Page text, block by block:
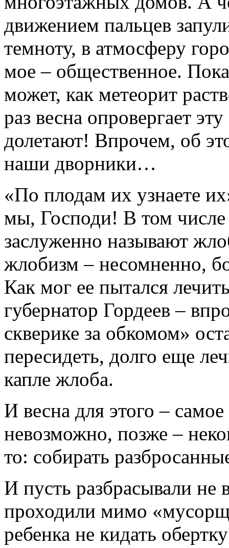
движением пальцев
темноту, в атмосферу
мое – общественное.
может, как метеорит
раз весна опровергает
долетают! Впрочем, об
наши дворники…
«По плодам их узнаете
мы, Господи! В том числе
заслуженно называют
жлобизм – несомненно,
Как мог ее пытался
губернатор Гордеев –
скверике за обкомом»
пересидеть, долго еще
капле жлоба.
И весна для этого –
невозможно, позже –
то: собирать
И пусть разбрасывали
проходили мимо
ребенка не кидать